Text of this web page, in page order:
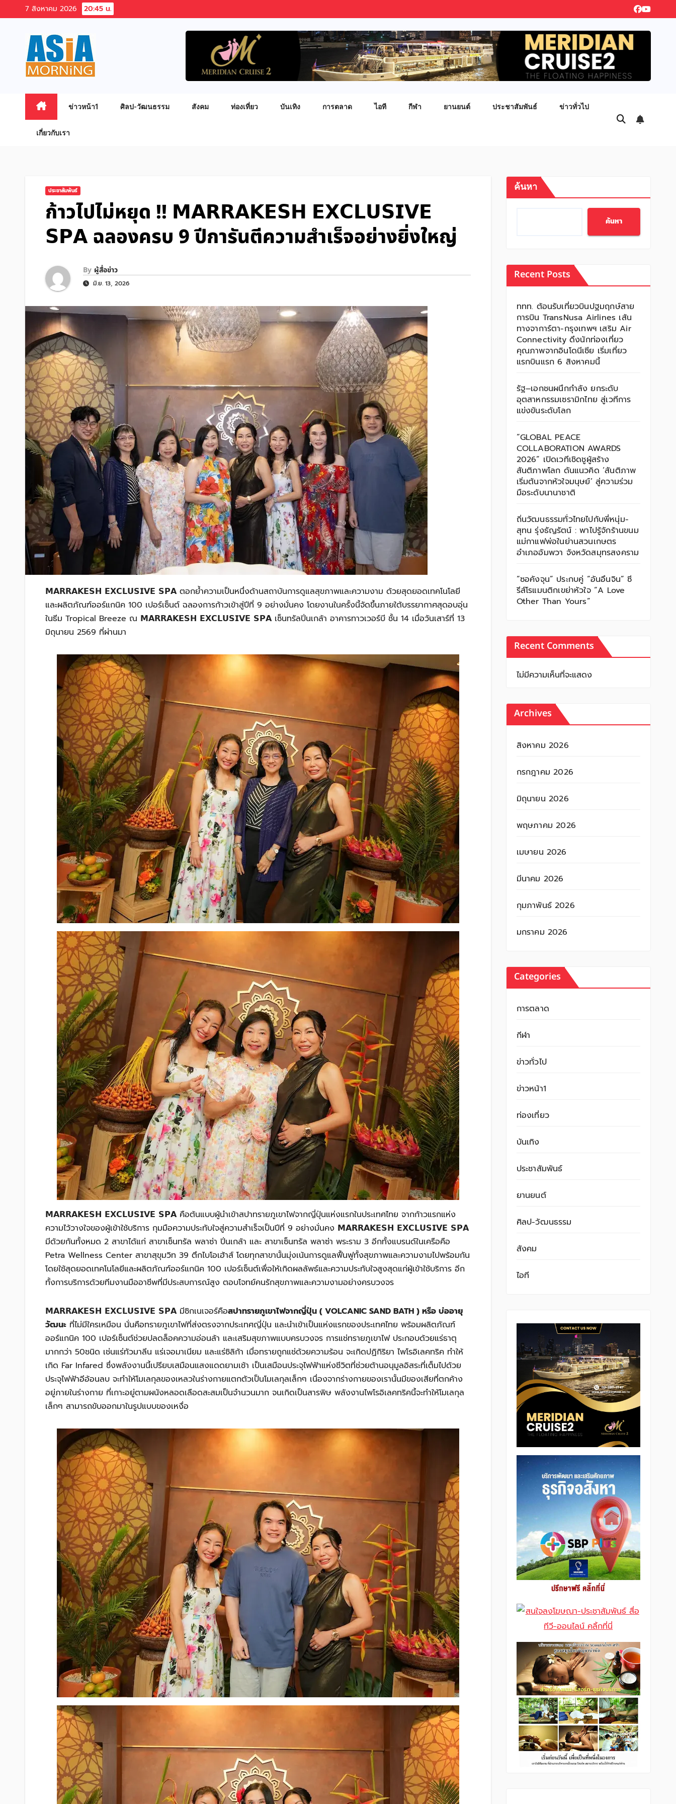
to
content
7 สิงหาคม 2026 20:45 น.
ข่าวหน้า1 ศิลป-วัฒนธรรม สังคม ท่องเที่ยว บันเทิง การตลาด ไอที กีฬา ยานยนต์ ประชาสัมพันธ์ ข่าวทั่วไป
เกี่ยวกับเรา
ประชาสัมพันธ์
ก้าวไปไม่หยุด !! 𝗠𝗔𝗥𝗥𝗔𝗞𝗘𝗦𝗛 𝗘𝗫𝗖𝗟𝗨𝗦𝗜𝗩𝗘
𝗦𝗣𝗔 ฉลองครบ 9 ปีการันตีความสำเร็จอย่างยิ่งใหญ่
By ผู้สื่อข่าว
มิ.ย. 13, 2026
𝗠𝗔𝗥𝗥𝗔𝗞𝗘𝗦𝗛 𝗘𝗫𝗖𝗟𝗨𝗦𝗜𝗩𝗘 𝗦𝗣𝗔 ตอกย้ำความเป็นหนึ่งด้านสถาบันการดูแลสุขภาพและความงาม ด้วยสุดยอดเทคโนโลยี
และผลิตภัณฑ์ออร์แกนิค 100 เปอร์เซ็นต์ ฉลองการก้าวเข้าสู่ปีที่ 9 อย่างมั่นคง โดยงานในครั้งนี้จัดขึ้นภายใต้บรรยากาศสุดอบอุ่น
ในธีม Tropical Breeze ณ 𝗠𝗔𝗥𝗥𝗔𝗞𝗘𝗦𝗛 𝗘𝗫𝗖𝗟𝗨𝗦𝗜𝗩𝗘 𝗦𝗣𝗔 เซ็นทรัลปิ่นเกล้า อาคารทาวเวอร์บี ชั้น 14 เมื่อวันเสาร์ที่ 13
มิถุนายน 2569 ที่ผ่านมา
𝗠𝗔𝗥𝗥𝗔𝗞𝗘𝗦𝗛 𝗘𝗫𝗖𝗟𝗨𝗦𝗜𝗩𝗘 𝗦𝗣𝗔 คือต้นแบบผู้นำเข้าสปาทรายภูเขาไฟจากญี่ปุ่นแห่งแรกในประเทศไทย จากก้าวแรกแห่ง
ความไว้วางใจของผู้เข้าใช้บริการ กุมมือความประทับใจสู่ความสำเร็จเป็นปีที่ 9 อย่างมั่นคง 𝗠𝗔𝗥𝗥𝗔𝗞𝗘𝗦𝗛 𝗘𝗫𝗖𝗟𝗨𝗦𝗜𝗩𝗘 𝗦𝗣𝗔
มีด้วยกันทั้งหมด 2 สาขาได้แก่ สาขาเซ็นทรัล พลาซ่า ปิ่นเกล้า และ สาขาเซ็นทรัล พลาซ่า พระราม 3 อีกทั้งแบรนด์ในเครือคือ
Petra Wellness Center สาขาสุขุมวิท 39 ตึกไบโอเฮ้าส์ โดยทุกสาขานั้นมุ่งเน้นการดูแลฟื้นฟูทั้งสุขภาพและความงามไปพร้อมกัน
โดยใช้สุดยอดเทคโนโลยีและผลิตภัณฑ์ออร์แกนิค 100 เปอร์เซ็นต์เพื่อให้เกิดผลลัพธ์และความประทับใจสูงสุดแก่ผู้เข้าใช้บริการ อีก
ทั้งการบริการด้วยทีมงานมืออาชีพที่มีประสบการณ์สูง ตอบโจทย์คนรักสุขภาพและความงามอย่างครบวงจร
𝗠𝗔𝗥𝗥𝗔𝗞𝗘𝗦𝗛 𝗘𝗫𝗖𝗟𝗨𝗦𝗜𝗩𝗘 𝗦𝗣𝗔 มีซิกเนเจอร์คือสปาทรายภูเขาไฟจากญี่ปุ่น ( VOLCANIC SAND BATH ) หรือ บ่ออายุ
วัฒนะ ที่ไม่มีใครเหมือน นั่นคือทรายภูเขาไฟที่ส่งตรงจากประเทศญี่ปุ่น และนำเข้าเป็นแห่งแรกของประเทศไทย พร้อมผลิตภัณฑ์
ออร์แกนิค 100 เปอร์เซ็นต์ช่วยปลดล็อคความอ่อนล้า และเสริมสุขภาพแบบครบวงจร การแช่ทรายภูเขาไฟ ประกอบด้วยแร่ธาตุ
มากกว่า 50ชนิด เช่นแร่ทัวมาลีน แร่เจอมาเนียม และแร่ซิลิก้า เมื่อทรายถูกแช่ด้วยความร้อน จะเกิดปฏิกิริยา ไพโรอิเลคทริค ทำให้
เกิด Far Infared ซึ่งพลังงานนี้เปรียบเสมือนแสงแดดยามเช้า เป็นเสมือนประจุไฟฟ้าแห่งชีวิตที่ช่วยต้านอนุมูลอิสระที่เต็มไปด้วย
ประจุไฟฟ้าอีอ้อนลบ จะทำให้โมเลกุลของเหลวในร่างกายแตกตัวเป็นโมเลกุลเล็กๆ เนื่องจากร่างกายของเรานั้นมีของเสียที่ตกค้าง
อยู่ภายในร่างกาย ที่เกาะอยู่ตามผนังหลอดเลือดสะสมเป็นจำนวนมาก จนเกิดเป็นสารพิษ พลังงานไพโรอิเลคทริคนี้จะทำให้โมเลกุล
เล็กๆ สามารถขับออกมาในรูปแบบของเหงื่อ
ค้นหา
ค้นหา
Recent Posts
ททท. ต้อนรับเที่ยวบินปฐมฤกษ์สาย
การบิน TransNusa Airlines เส้น
ทางจาการ์ตา-กรุงเทพฯ เสริม Air
Connectivity ดึงนักท่องเที่ยว
คุณภาพจากอินโดนีเซีย เริ่มเที่ยว
แรกบินแรก 6 สิงหาคมนี้
รัฐ–เอกชนผนึกกำลัง ยกระดับ
อุตสาหกรรมเซรามิกไทย สู่เวทีการ
แข่งขันระดับโลก
“GLOBAL PEACE
COLLABORATION AWARDS
2026” เปิดเวทีเชิดชูผู้สร้าง
สันติภาพโลก ดันแนวคิด ‘สันติภาพ
เริ่มต้นจากหัวใจมนุษย์’ สู่ความร่วม
มือระดับนานาชาติ
ถิ่นวัฒนธรรมทั่วไทยไปกับพี่หนุ่ม-
สุทน รุ่งธัญรัตน์ : พาไปรู้จักร้านขนม
แม่กาแฟพ่อในย่านสวนเกษตร
อำเภออัมพวา จังหวัดสมุทรสงคราม
“ซอคังจุน” ประกบคู่ “อันอึนจิน” ซี
รีส์โรแมนติกเขย่าหัวใจ “A Love
Other Than Yours”
Recent Comments
ไม่มีความเห็นที่จะแสดง
Archives
สิงหาคม 2026
กรกฎาคม 2026
มิถุนายน 2026
พฤษภาคม 2026
เมษายน 2026
มีนาคม 2026
กุมภาพันธ์ 2026
มกราคม 2026
Categories
การตลาด
กีฬา
ข่าวทั่วไป
ข่าวหน้า1
ท่องเที่ยว
บันเทิง
ประชาสัมพันธ์
ยานยนต์
ศิลป-วัฒนธรรม
สังคม
ไอที